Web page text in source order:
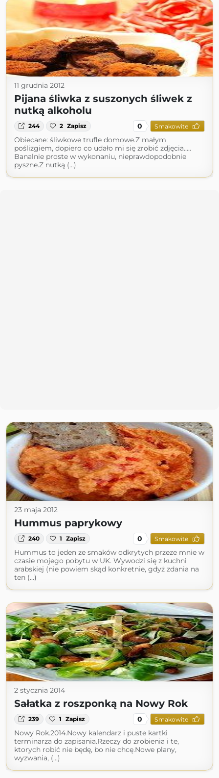
11 grudnia 2012
Pijana śliwka z suszonych śliwek z
nutką alkoholu
244 2 Zapisz 0 Smakowite
Obiecane: śliwkowe trufle domowe.Z małym
poślizgiem, dopiero co udało mi się zrobić zdjęcia.....
Banalnie proste w wykonaniu, nieprawdopodobnie
pyszne.Z nutką (...)
23 maja 2012
Hummus paprykowy
240 1 Zapisz 0 Smakowite
Hummus to jeden ze smaków odkrytych przeze mnie w
czasie mojego pobytu w UK. Wywodzi się z kuchni
arabskiej (nie powiem skąd konkretnie, gdyż zdania na
ten (...)
2 stycznia 2014
Sałatka z roszponką na Nowy Rok
239 1 Zapisz 0 Smakowite
Nowy Rok.2014.Nowy kalendarz i puste kartki
terminarza do zapisania.Rzeczy do zrobienia i te,
ktorych robić nie będę, bo nie chcę.Nowe plany,
wyzwania, (...)